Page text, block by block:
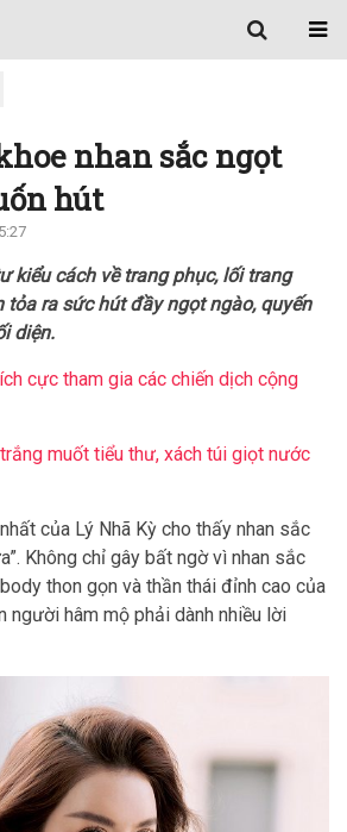
nhan sắc ngọt
hút
kiểu cách về trang phục, lối trang
tỏa ra sức hút đầy ngọt ngào, quyến
diện.
cực tham gia các chiến dịch cộng
muốt tiểu thư, xách túi giọt nước
của Lý Nhã Kỳ cho thấy nhan sắc
Không chỉ gây bất ngờ vì nhan sắc
thon gọn và thần thái đỉnh cao của
người hâm mộ phải dành nhiều lời